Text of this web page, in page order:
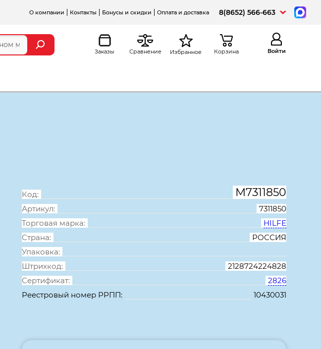
О компании Контакты Бонусы и скидки Оплата и доставка 8(8652) 566-663
Заказы Сравнение Избранное Корзина Войти
Код: М7311850
Артикул:
7311850
Торговая марка:
HILFE
Страна:
РОССИЯ
Упаковка:
Штрихкод:
2128724224828
Сертификат:
2826
Реестровый номер РРПП:
10430031